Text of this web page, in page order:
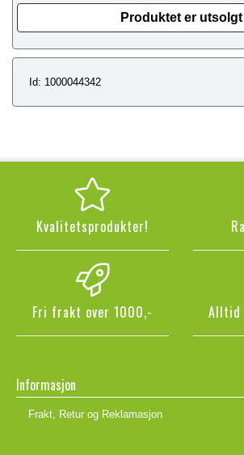
Produktet er utsolgt
Id: 1000044342
Kvalitetsprodukter!
Fri frakt over 1000,- Alltid
Informasjon
Frakt, Retur og Reklamasjon